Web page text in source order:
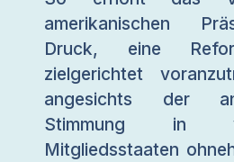
amerikanischen
Druck, eine
zielgerichtet
angesichts der
Stimmung in
Mitgliedsstaaten